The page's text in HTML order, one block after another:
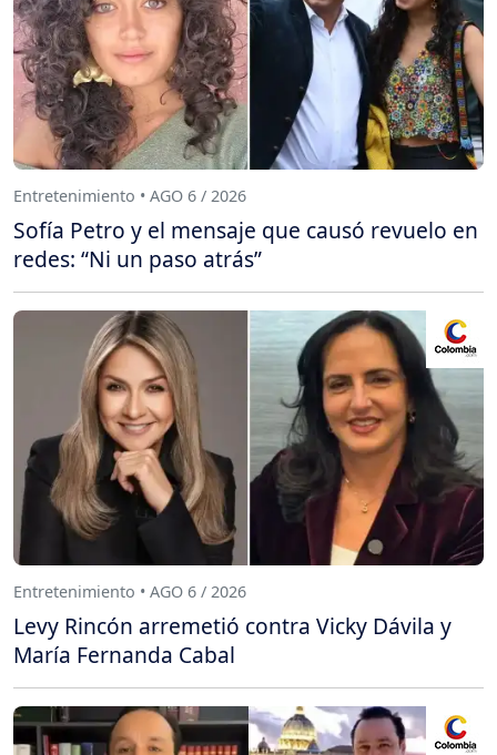
Entretenimiento • AGO 6 / 2026
Sofía Petro y el mensaje que causó revuelo en
redes: “Ni un paso atrás”
Entretenimiento • AGO 6 / 2026
Levy Rincón arremetió contra Vicky Dávila y
María Fernanda Cabal